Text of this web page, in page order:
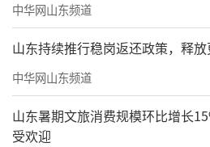
中华网山东频道
山东持续推行稳岗返还政策，释
中华网山东频道
山东暑期文旅消费规模环比增长
受欢迎